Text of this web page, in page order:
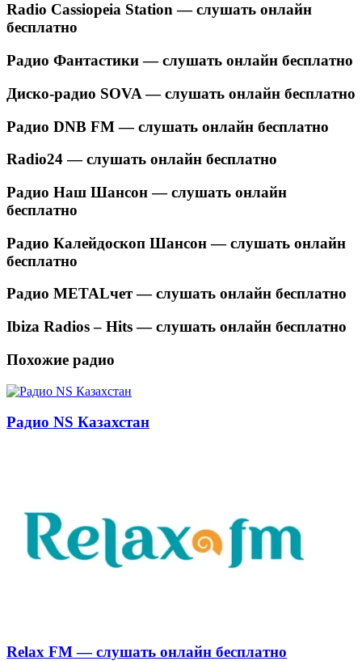
Radio Cassiopeia Station — слушать онлайн
бесплатно
Радио Фантастики — слушать онлайн бесплатно
Диско-радио SOVA — слушать онлайн бесплатно
Радио DNB FM — слушать онлайн бесплатно
Radio24 — слушать онлайн бесплатно
Радио Наш Шансон — слушать онлайн
бесплатно
Радио Калейдоскоп Шансон — слушать онлайн
бесплатно
Радио METALчет — слушать онлайн бесплатно
Ibiza Radios – Hits — слушать онлайн бесплатно
Похожие радио
Радио NS Казахстан
Relax FM — слушать онлайн бесплатно